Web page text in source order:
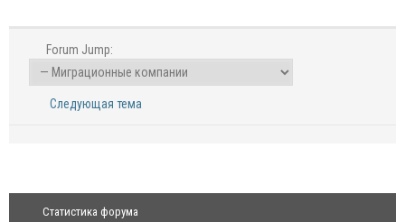
Forum Jump:
Следующая тема
Статистика форума